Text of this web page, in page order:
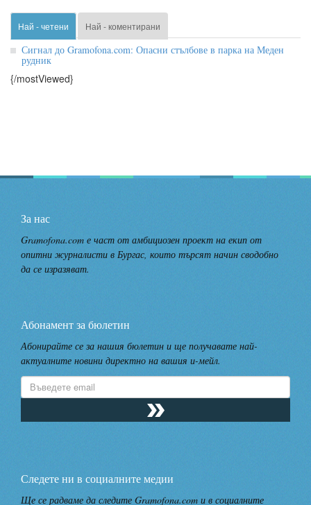
Най - четени Най - коментирани
Сигнал до Gramofona.com: Опасни стълбове в парка на Меден
рудник
{/mostViewed}
За нас
Gramofona.com е част от амбициозен проект на екип от
опитни журналисти в Бургас, които търсят начин сводобно
да се изразяват.
Абонамент за бюлетин
Абонирайте се за нашия бюлетин и ще получавате най-
актуалните новини директно на вашия и-мейл.
Следете ни в социалните медии
Ще се радваме да следите Gramofona.com и в социалните